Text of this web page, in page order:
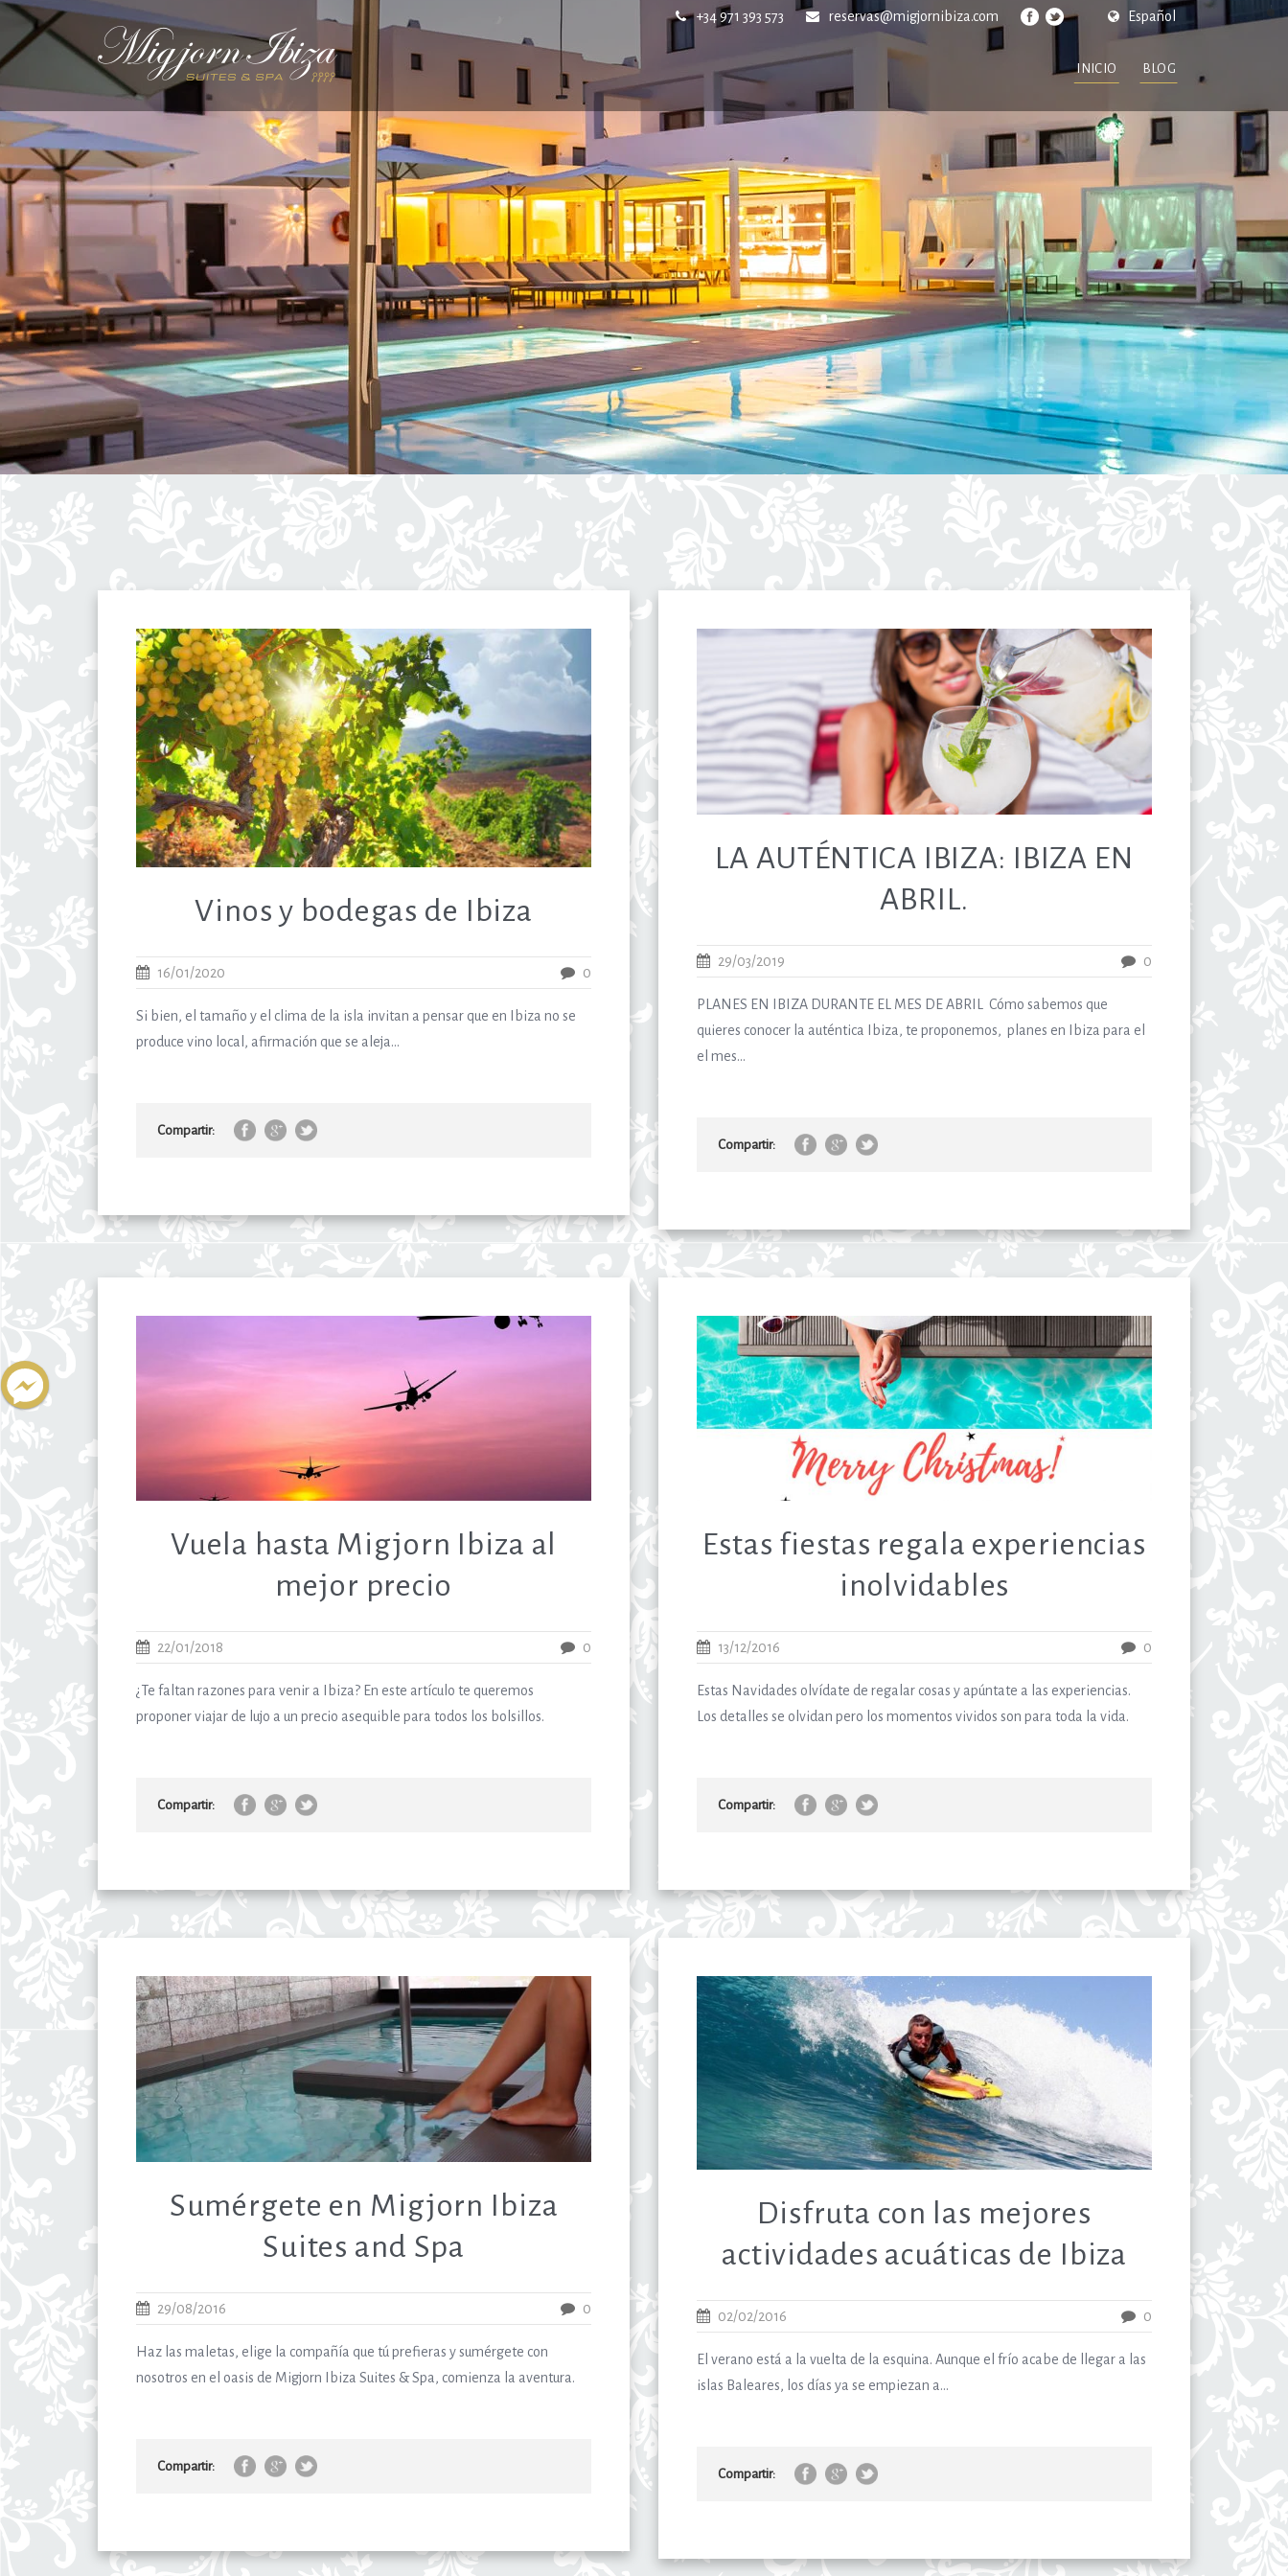
Español
+34 971 393 573 reservas@migjornibiza.com
INICIO BLOG
Vinos y bodegas de Ibiza
16/01/2020 0
Si bien, el tamaño y el clima de la isla invitan a pensar que en Ibiza no se
produce vino local, afirmación que se aleja...
Compartir:
LA AUTÉNTICA IBIZA: IBIZA EN
ABRIL.
29/03/2019 0
PLANES EN IBIZA DURANTE EL MES DE ABRIL Cómo sabemos que
quieres conocer la auténtica Ibiza, te proponemos, planes en Ibiza para el
el mes...
Compartir:
Vuela hasta Migjorn Ibiza al
mejor precio
22/01/2018 0
¿Te faltan razones para venir a Ibiza? En este artículo te queremos
proponer viajar de lujo a un precio asequible para todos los bolsillos.
Compartir:
Estas fiestas regala experiencias
inolvidables
13/12/2016 0
Estas Navidades olvídate de regalar cosas y apúntate a las experiencias.
Los detalles se olvidan pero los momentos vividos son para toda la vida.
Compartir:
Sumérgete en Migjorn Ibiza
Suites and Spa
29/08/2016 0
Haz las maletas, elige la compañía que tú prefieras y sumérgete con
nosotros en el oasis de Migjorn Ibiza Suites & Spa, comienza la aventura.
Compartir:
Disfruta con las mejores
actividades acuáticas de Ibiza
02/02/2016 0
El verano está a la vuelta de la esquina. Aunque el frío acabe de llegar a las
islas Baleares, los días ya se empiezan a...
Compartir: